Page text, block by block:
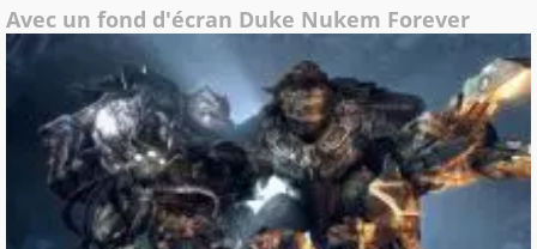
Avec un fond d'écran Duke Nukem Forever